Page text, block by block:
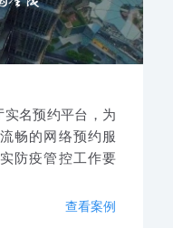
名预约平台，为
畅的网络预约服
防疫管控工作要
查看案例